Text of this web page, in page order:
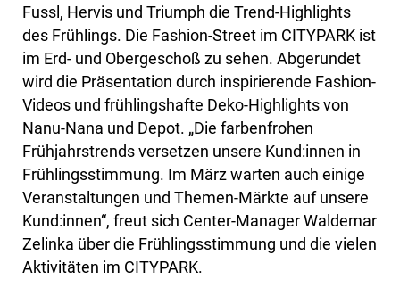
Fussl, Hervis und Triumph die Trend-Highlights
des Frühlings. Die Fashion-Street im CITYPARK ist
im Erd- und Obergeschoß zu sehen. Abgerundet
wird die Präsentation durch inspirierende Fashion-
Videos und frühlingshafte Deko-Highlights von
Nanu-Nana und Depot. „Die farbenfrohen
Frühjahrstrends versetzen unsere Kund:innen in
Frühlingsstimmung. Im März warten auch einige
Veranstaltungen und Themen-Märkte auf unsere
Kund:innen“, freut sich Center-Manager Waldemar
Zelinka über die Frühlingsstimmung und die vielen
Aktivitäten im CITYPARK.